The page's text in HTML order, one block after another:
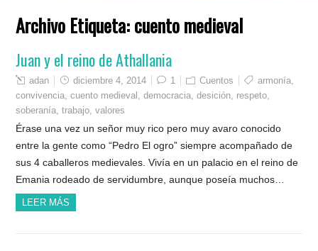
Archivo Etiqueta:cuento medieval
Juan y el reino de Athallania
adan diciembre 4, 2014 1 Cuentos armonía
convivencia ,cuento medieval ,democracia ,desición respeto
soberanía ,trabajo ,valores
Érase una vez un señor muy rico pero muy avaro conocido
entre la gente como “Pedro El ogro” siempre acompañado de
sus 4 caballeros medievales. Vivía en un palacio en el reino de
Emania rodeado de servidumbre, aunque poseía muchos…
LEER MÁS